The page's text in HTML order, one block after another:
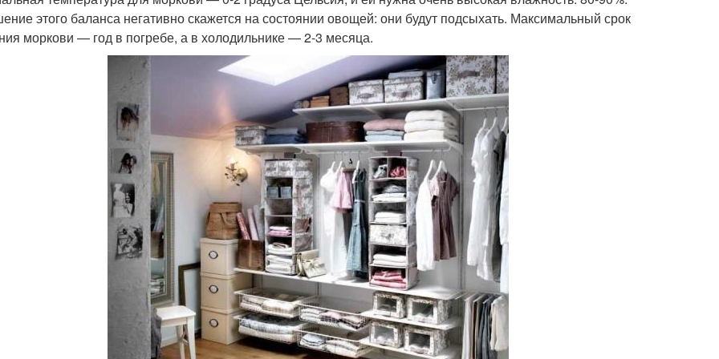
этого баланса негативно скажется на состоянии овощей: они будут подсыхать. Максимальный срок
моркови — год в погребе, а в холодильнике — 2-3 месяца.